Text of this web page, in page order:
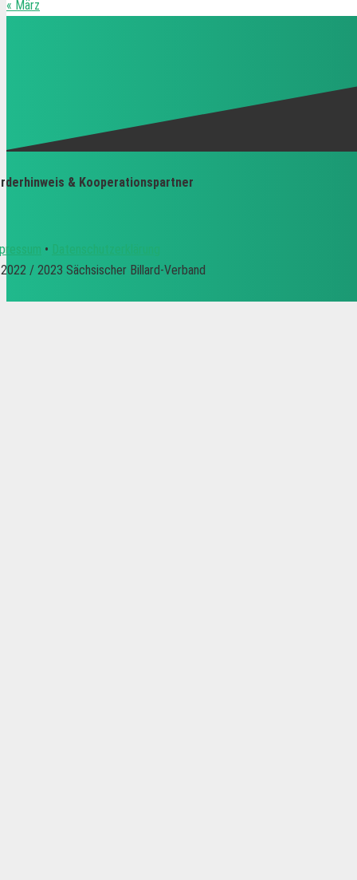
« März
& Kooperationspartner
• Datenschutzerklärung
/ 2023 Sächsischer Billard-Verband